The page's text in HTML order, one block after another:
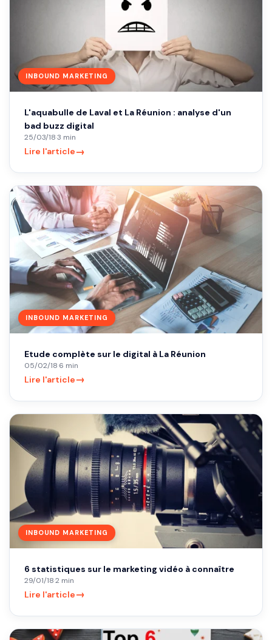
INBOUND MARKETING
L'aquabulle de Laval et La Réunion : analyse d'un
bad buzz digital
25/03/18·3 min
Lire l'article→
INBOUND MARKETING
Etude complète sur le digital à La Réunion
05/02/18·6 min
Lire l'article→
INBOUND MARKETING
6 statistiques sur le marketing vidéo à connaître
29/01/18·2 min
Lire l'article→